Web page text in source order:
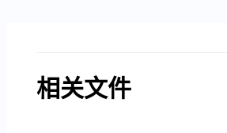
相关文件